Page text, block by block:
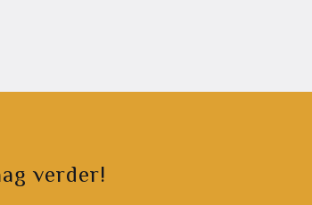
verder!